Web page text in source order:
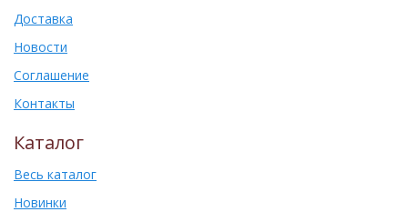
Доставка
Новости
Соглашение
Контакты
Каталог
Весь каталог
Новинки